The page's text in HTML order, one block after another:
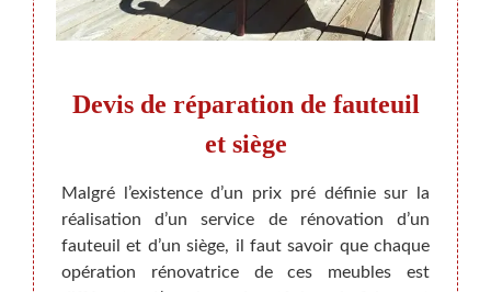
la
Devis de réparation de fauteuil
et siège
Malgré l’existence d’un prix pré définie sur la
réalisation d’un service de rénovation d’un
fauteuil et d’un siège, il faut savoir que chaque
opération rénovatrice de ces meubles est
Le
faire